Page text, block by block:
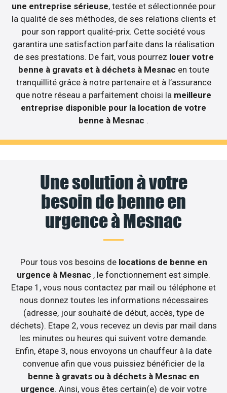
une entreprise sérieuse, testée et sélectionnée pour
la qualité de ses méthodes, de ses relations clients et
pour son rapport qualité-prix. Cette société vous
garantira une satisfaction parfaite dans la réalisation
de ses prestations. De fait, vous pourrez louer votre
benne à gravats et à déchets à Mesnac en toute
tranquillité grâce à notre partenaire et à l’assurance
que notre réseau a parfaitement choisi la meilleure
entreprise disponible pour la location de votre
benne à Mesnac .
Une solution à votre
besoin de benne en
urgence à Mesnac
Pour tous vos besoins de locations de benne en
urgence à Mesnac , le fonctionnement est simple.
Etape 1, vous nous contactez par mail ou téléphone et
nous donnez toutes les informations nécessaires
(adresse, jour souhaité de début, accès, type de
déchets). Etape 2, vous recevez un devis par mail dans
les minutes ou heures qui suivent votre demande.
Enfin, étape 3, nous envoyons un chauffeur à la date
convenue afin que vous puissiez bénéficier de la
benne à gravats ou à déchets à Mesnac en
urgence. Ainsi, vous êtes certain(e) de voir votre